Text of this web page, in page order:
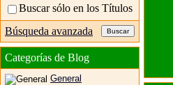
Buscar sólo en los Títulos
Búsqueda avanzada
Categorías de Blog
General